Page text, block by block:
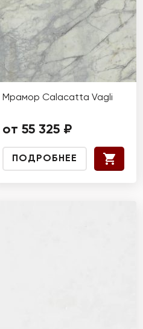
Мрамор Calacatta Vagli
от 55 325 ₽
ПОДРОБНЕЕ